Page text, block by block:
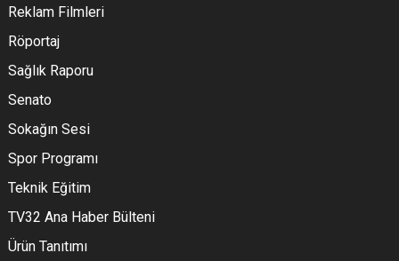
Reklam Filmleri
Röportaj
Sağlık Raporu
Senato
Sokağın Sesi
Spor Programı
Teknik Eğitim
TV32 Ana Haber Bülteni
Ürün Tanıtımı